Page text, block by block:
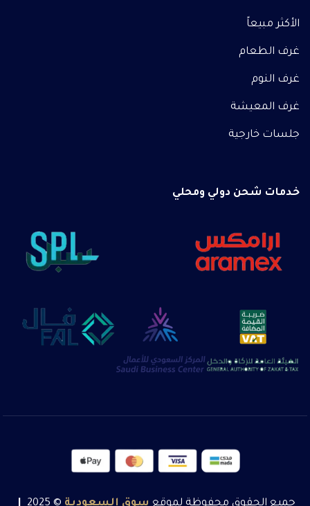
الأكثر مبيعاً
غرف الطعام
غرف النوم
غرف المعيشة
جلسات خارجية
خدمات شحن دولي ومحلي